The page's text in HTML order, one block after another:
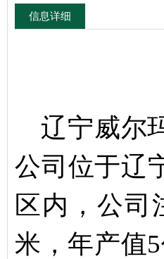
信息详细
辽宁威尔
公司位于辽
区内，公司
米，年产值